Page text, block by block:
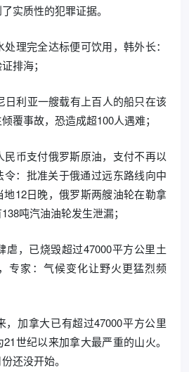
实质性的犯罪证据。
理完全达标便可饮用，韩外长：
排海；
日利亚一艘载有上百人的船只在该
覆事故，恐造成超100人遇难；
民币支付俄罗斯原油，支付不再以
：批准关于俄通过远东路线向中
12日晚，俄罗斯两艘油轮在勒拿
吨汽油油轮发生泄漏；
虐，已烧毁超过47000平方公里土
专家：气候变化让野火更猛烈频
，加拿大已有超过47000平方公里
世纪以来加拿大最严重的山火。
还没开始。